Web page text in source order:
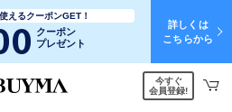
えるクーポンGET！
クーポン
プレゼント
詳しくは
こちらから
今すぐ
会員登録!